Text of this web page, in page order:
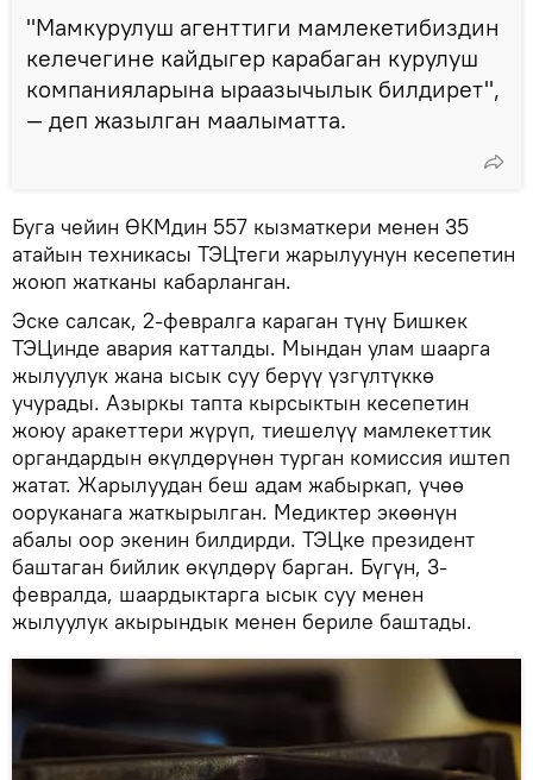
"Мамкурулуш агенттиги мамлекетибиздин
келечегине кайдыгер карабаган курулуш
компанияларына ыраазычылык билдирет",
— деп жазылган маалыматта.
Буга чейин ӨКМдин 557 кызматкери менен 35
атайын техникасы ТЭЦтеги жарылуунун кесепетин
жоюп жатканы кабарланган.
Эске салсак, 2-февралга караган түнү Бишкек
ТЭЦинде авария катталды. Мындан улам шаарга
жылуулук жана ысык суу берүү үзгүлтүккө
учурады. Азыркы тапта кырсыктын кесепетин
жоюу аракеттери жүрүп, тиешелүү мамлекеттик
органдардын өкүлдөрүнөн турган комиссия иштеп
жатат. Жарылуудан беш адам жабыркап, үчөө
ооруканага жаткырылган. Медиктер экөөнүн
абалы оор экенин билдирди. ТЭЦке президент
баштаган бийлик өкүлдөрү барган. Бүгүн, 3-
февралда, шаардыктарга ысык суу менен
жылуулук акырындык менен бериле баштады.